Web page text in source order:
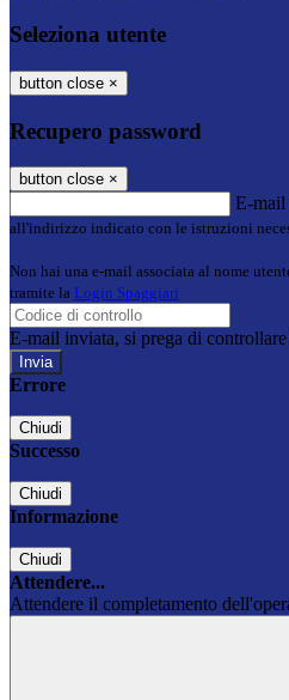
Seleziona utente
button close ×
Recupero password
button close ×
E-mail
all'indirizzo indicato con le istruzioni
Non hai una e-mail associata al nome
tramite la Login Spaggiari
E-mail inviata, si prega di
Errore
Chiudi
Successo
Chiudi
Informazione
Chiudi
Attendere...
Attendere il completamento